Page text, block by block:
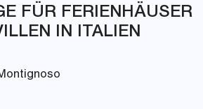
FÜR FERIENHÄUSER
IN ITALIEN